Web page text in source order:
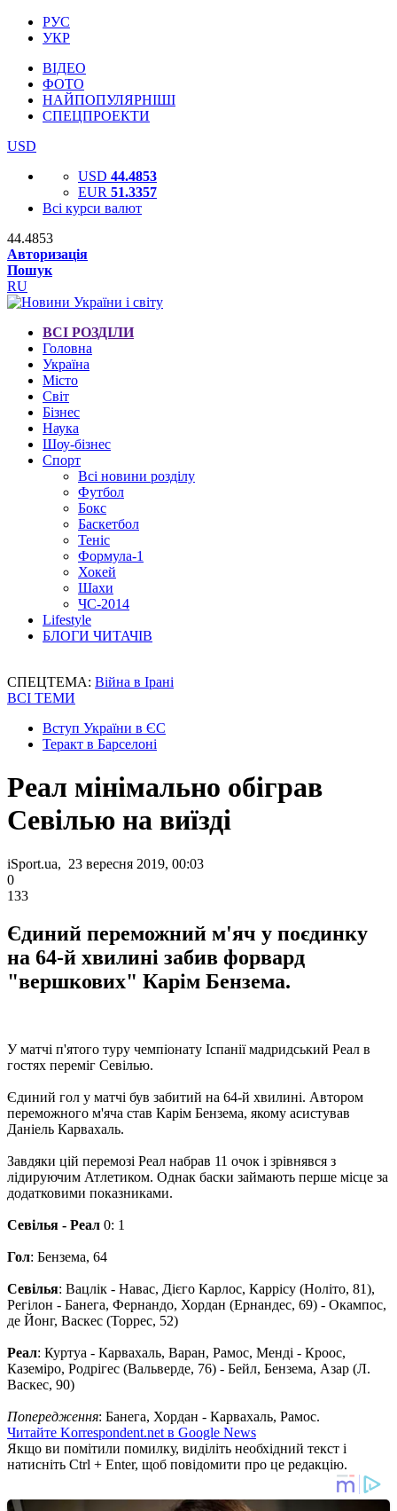
РУС
УКР
ВІДЕО
ФОТО
НАЙПОПУЛЯРНІШІ
СПЕЦПРОЕКТИ
USD
USD 44.4853
EUR 51.3357
Всі курси валют
44.4853
Авторизація
Пошук
RU
ВСІ РОЗДІЛИ
Головна
Україна
Місто
Світ
Бізнес
Наука
Шоу-бізнес
Спорт
Всі новини розділу
Футбол
Бокс
Баскетбол
Теніс
Формула-1
Хокей
Шахи
ЧС-2014
Lifestyle
БЛОГИ ЧИТАЧІВ
СПЕЦТЕМА: Війна в Ірані
ВСІ ТЕМИ
Вступ України в ЄС
Теракт в Барселоні
Реал мінімально обіграв
Севілью на виїзді
iSport.ua, 23 вересня 2019, 00:03
0
133
Єдиний переможний м'яч у поєдинку
на 64-й хвилині забив форвард
"вершкових" Карім Бензема.
У матчі п'ятого туру чемпіонату Іспанії мадридський Реал в
гостях переміг Севілью.
Єдиний гол у матчі був забитий на 64-й хвилині. Автором
переможного м'яча став Карім Бензема, якому асистував
Даніель Карвахаль.
Завдяки цій перемозі Реал набрав 11 очок і зрівнявся з
лідируючим Атлетиком. Однак баски займають перше місце за
додатковими показниками.
Севілья - Реал 0: 1
Гол: Бензема, 64
Севілья: Вацлік - Навас, Дієго Карлос, Каррісу (Ноліто, 81),
Регілон - Банега, Фернандо, Хордан (Ернандес, 69) - Окампос,
де Йонг, Васкес (Торрес, 52)
Реал: Куртуа - Карвахаль, Варан, Рамос, Менді - Кроос,
Каземіро, Родрігес (Вальверде, 76) - Бейл, Бензема, Азар (Л.
Васкес, 90)
Попередження: Банега, Хордан - Карвахаль, Рамос.
Читайте Korrespondent.net в Google News
Якщо ви помітили помилку, виділіть необхідний текст і
натисніть Ctrl + Enter, щоб повідомити про це редакцію.